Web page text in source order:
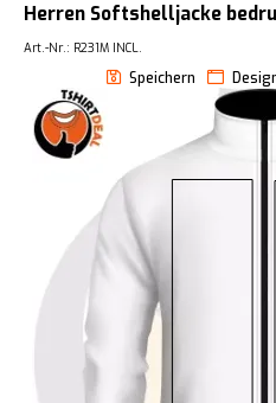
Herren Softshelljacke
Art.-Nr.: R231M INCL.
Speichern